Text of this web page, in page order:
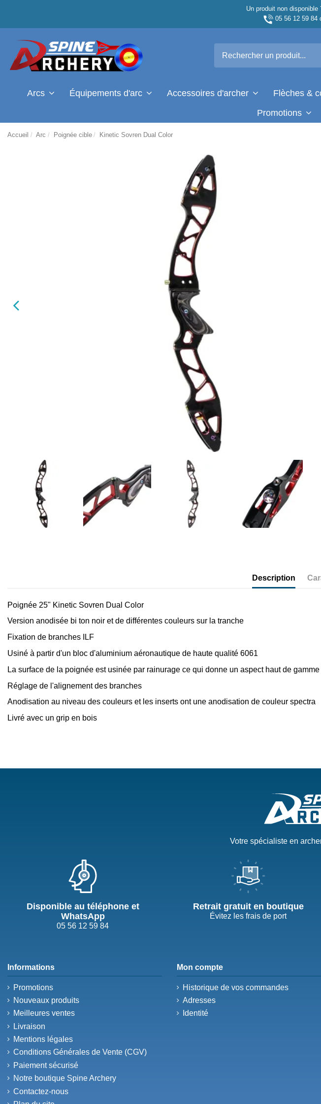
Un produit non
05 56 12 59 84
Arcs Équipements d'arc Accessoires d'archer Flèches &
Promotions
Accueil Arc Poignée cible Kinetic Sovren Dual Color
Description
Poignée 25" Kinetic Sovren Dual Color
Version anodisée bi ton noir et de différentes couleurs sur la tranche
Fixation de branches ILF
Usiné à partir d'un bloc d'aluminium aéronautique de haute qualité 6061
La surface de la poignée est usinée par rainurage ce qui donne un aspect haut de
Réglage de l'alignement des branches
Anodisation au niveau des couleurs et les inserts ont une anodisation de couleur spectra
Livré avec un grip en bois
Votre spécialiste en
Disponible au téléphone et
WhatsApp
05 56 12 59 84
Retrait gratuit en boutique
Évitez les frais de port
Informations
Promotions
Nouveaux produits
Meilleures ventes
Livraison
Mentions légales
Conditions Générales de Vente (CGV)
Paiement sécurisé
Notre boutique Spine Archery
Contactez-nous
Mon compte
Historique de vos commandes
Adresses
Identité